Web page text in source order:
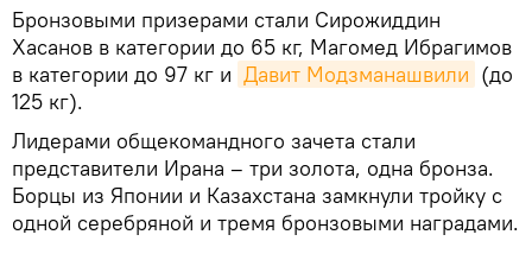
Бронзовыми призерами стали Сирожиддин
Хасанов в категории до 65 кг, Магомед Ибрагимов
в категории до 97 кг и Давит Модзманашвили (до
125 кг).
Лидерами общекомандного зачета стали
представители Ирана – три золота, одна бронза.
Борцы из Японии и Казахстана замкнули тройку с
одной серебряной и тремя бронзовыми наградами.